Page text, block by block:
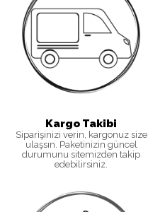
Kargo Takibi
Siparişinizi verin, kargonuz size
ulaşsın. Paketinizin güncel
durumunu sitemizden takip
edebilirsiniz